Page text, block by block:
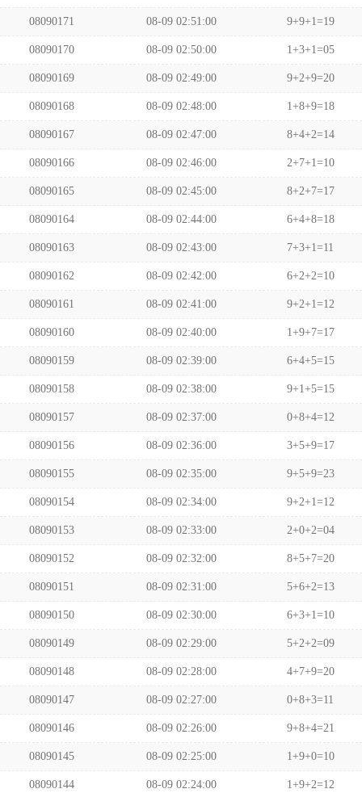
08090171 08-09 02:51:00 9+9+1=19
08090170 08-09 02:50:00 1+3+1=05
08090169 08-09 02:49:00 9+2+9=20
08090168 08-09 02:48:00 1+8+9=18
08090167 08-09 02:47:00 8+4+2=14
08090166 08-09 02:46:00 2+7+1=10
08090165 08-09 02:45:00 8+2+7=17
08090164 08-09 02:44:00 6+4+8=18
08090163 08-09 02:43:00 7+3+1=11
08090162 08-09 02:42:00 6+2+2=10
08090161 08-09 02:41:00 9+2+1=12
08090160 08-09 02:40:00 1+9+7=17
08090159 08-09 02:39:00 6+4+5=15
08090158 08-09 02:38:00 9+1+5=15
08090157 08-09 02:37:00 0+8+4=12
08090156 08-09 02:36:00 3+5+9=17
08090155 08-09 02:35:00 9+5+9=23
08090154 08-09 02:34:00 9+2+1=12
08090153 08-09 02:33:00 2+0+2=04
08090152 08-09 02:32:00 8+5+7=20
08090151 08-09 02:31:00 5+6+2=13
08090150 08-09 02:30:00 6+3+1=10
08090149 08-09 02:29:00 5+2+2=09
08090148 08-09 02:28:00 4+7+9=20
08090147 08-09 02:27:00 0+8+3=11
08090146 08-09 02:26:00 9+8+4=21
08090145 08-09 02:25:00 1+9+0=10
08090144 08-09 02:24:00 1+9+2=12